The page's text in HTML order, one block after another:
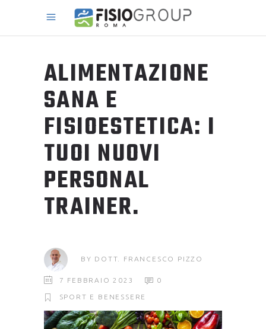
ALIMENTAZIONE
SANA E
FISIOESTETICA: I
TUOI NUOVI
PERSONAL
TRAINER.
BY DOTT. FRANCESCO PIZZO
7 FEBBRAIO 2023 0
SPORT E BENESSERE